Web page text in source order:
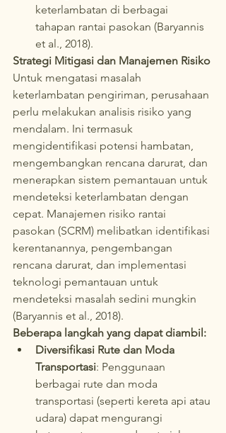
keterlambatan di berbagai
tahapan rantai pasokan (Baryannis
et al., 2018).
Strategi Mitigasi dan Manajemen Risiko
Untuk mengatasi masalah
keterlambatan pengiriman, perusahaan
perlu melakukan analisis risiko yang
mendalam. Ini termasuk
mengidentifikasi potensi hambatan,
mengembangkan rencana darurat, dan
menerapkan sistem pemantauan untuk
mendeteksi keterlambatan dengan
cepat. Manajemen risiko rantai
pasokan (SCRM) melibatkan identifikasi
kerentanannya, pengembangan
rencana darurat, dan implementasi
teknologi pemantauan untuk
mendeteksi masalah sedini mungkin
(Baryannis et al., 2018).
Beberapa langkah yang dapat diambil:
Diversifikasi Rute dan Moda
Transportasi: Penggunaan
berbagai rute dan moda
transportasi (seperti kereta api atau
udara) dapat mengurangi